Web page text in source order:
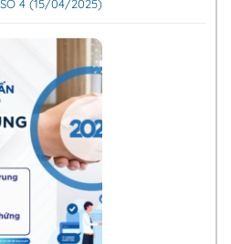
SỐ 4 (15/04/2025)